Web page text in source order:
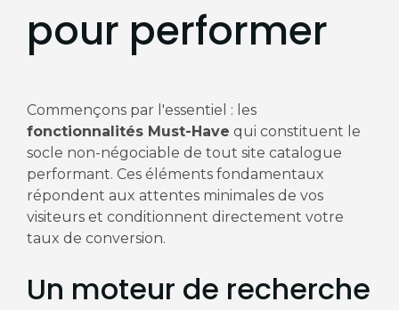
pour performer
Commençons par l'essentiel : les
fonctionnalités Must-Have qui constituent le
socle non-négociable de tout site catalogue
performant. Ces éléments fondamentaux
répondent aux attentes minimales de vos
visiteurs et conditionnent directement votre
taux de conversion.
Un moteur de recherche